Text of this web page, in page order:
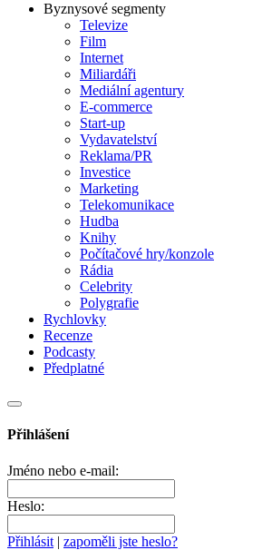
Byznysové segmenty
Televize
Film
Internet
Miliardáři
Mediální agentury
E-commerce
Start-up
Vydavatelství
Reklama/PR
Investice
Marketing
Telekomunikace
Hudba
Knihy
Počítačové hry/konzole
Rádia
Celebrity
Polygrafie
Rychlovky
Recenze
Podcasty
Předplatné
Přihlášení
Jméno nebo e-mail:
Heslo:
Přihlásit | zapoměli jste heslo?